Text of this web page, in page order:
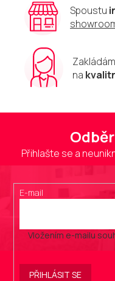
Spoustu
na
Přihlašte se a
E-mail
Vložením e-mailu
PŘIHLÁSIT SE